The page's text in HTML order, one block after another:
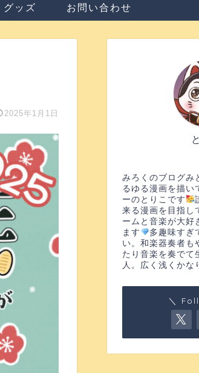
グッズ お問い合わせ
2025年1月1日
みろくのブログみ
るゆる漫画を描い
ーのとりこです
来る漫画を目指し
ームと音楽が大好
ます
多趣味すぎ
い。和楽器奏者も
たり音楽を奏でて
人。広く浅くかな
＼